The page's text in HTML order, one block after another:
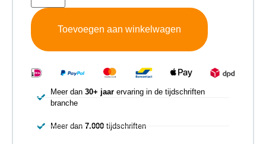
Toevoegen aan winkelwagen
Meer dan 30+ jaarervaring in de tijdschriften
branche
Meer dan 7.000tijdschriften